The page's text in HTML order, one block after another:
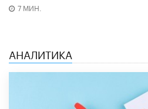
7 МИН.
АНАЛИТИКА